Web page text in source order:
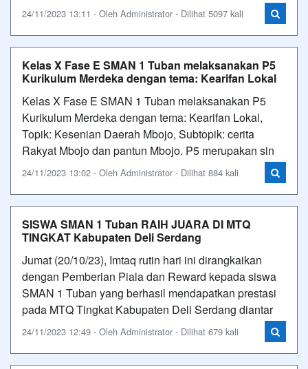
24/11/2023 13:11 - Oleh Administrator - Dilihat 5097 kali
Kelas X Fase E SMAN 1 Tuban melaksanakan P5
Kurikulum Merdeka dengan tema: Kearifan Lokal
Kelas X Fase E SMAN 1 Tuban melaksanakan P5
Kurikulum Merdeka dengan tema: Kearifan Lokal,
Topik: Kesenian Daerah Mbojo, Subtopik: cerita
Rakyat Mbojo dan pantun Mbojo. P5 merupakan sin
24/11/2023 13:02 - Oleh Administrator - Dilihat 884 kali
SISWA SMAN 1 Tuban RAIH JUARA DI MTQ
TINGKAT Kabupaten Deli Serdang
Jumat (20/10/23), Imtaq rutin hari ini dirangkaikan
dengan Pemberian Piala dan Reward kepada siswa
SMAN 1 Tuban yang berhasil mendapatkan prestasi
pada MTQ Tingkat Kabupaten Deli Serdang diantar
24/11/2023 12:49 - Oleh Administrator - Dilihat 679 kali